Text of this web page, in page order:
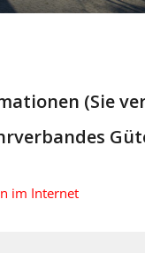
(Sie
im Internet